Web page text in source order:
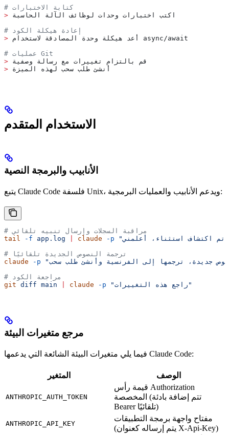
# كتابة الاختبارات
> اكتب اختبارات وحدات لوظائف الآلة الحاسبة
# إعادة هيكلة الكود
>
أعد هيكلة وحدة المصادقة لاستخدام async/await
# عمليات Git
> قم بالتزام تغييرات مع رسالة وصفية
> أنشئ طلب سحب لهذه الميزة
الاستخدام المتقدم
الأنابيب والبرمجة النصية
يتبع Claude Code فلسفة Unix، ويدعم الأنابيب والعمليات البرمجية:
# مراقبة السجلات وإرسال تنبيه تلقائي
tail
-f app.log claude -p
# ترجمة النصوص الجديدة تلقائيًا
claude -p
# مراجعة الكود
git diff main claude -p "راجع هذه التغييرات"
مرجع متغيرات البيئة
فيما يلي متغيرات البيئة الشائعة التي يدعمها Claude Code:
المتغير الوصف
ANTHROPIC_AUTH_TOKEN
قيمة رأس Authorization
المخصصة (تتم إضافة بادئة
Bearer تلقائيًا)
ANTHROPIC_API_KEY
مفتاح واجهة برمجة التطبيقات
(يتم إرساله كعنوان X-Api-Key)